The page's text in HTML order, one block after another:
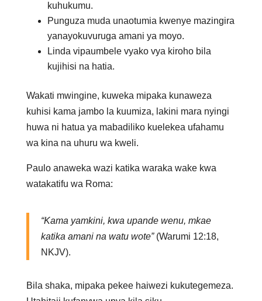
kuhukumu.
Punguza muda unaotumia kwenye mazingira
yanayokuvuruga amani ya moyo.
Linda vipaumbele vyako vya kiroho bila
kujihisi na hatia.
Wakati mwingine, kuweka mipaka kunaweza
kuhisi kama jambo la kuumiza, lakini mara nyingi
huwa ni hatua ya mabadiliko kuelekea ufahamu
wa kina na uhuru wa kweli.
Paulo anaweka wazi katika waraka wake kwa
watakatifu wa Roma:
“Kama yamkini, kwa upande wenu, mkae
katika amani na watu wote”(Warumi 12:18,
NKJV).
Bila shaka, mipaka pekee haiwezi kukutegemeza.